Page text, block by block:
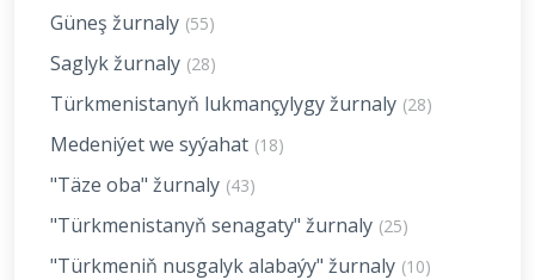
Güneş žurnaly (55)
Saglyk žurnaly (28)
Türkmenistanyň lukmançylygy žurnaly (28)
Medeniýet we syýahat (18)
"Täze oba" žurnaly (43)
"Türkmenistanyň senagaty" žurnaly (25)
"Türkmeniň nusgalyk alabaýy" žurnaly (10)